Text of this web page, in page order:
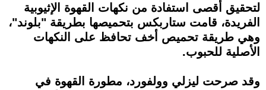
لتحقيق أقصى استفادة من نكهات القهوة الإثيوبية
الفريدة، قامت ستاربكس بتحميصها بطريقة "بلوند"،
وهي طريقة تحميص أخف تحافظ على النكهات
الأصلية للحبوب.
وقد صرحت ليزلي وولفورد، مطورة القهوة في